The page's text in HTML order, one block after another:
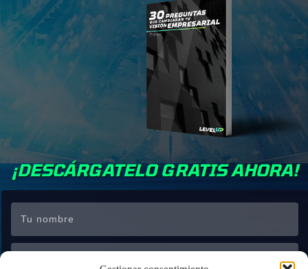
¡DESCÁRGATELO GRATIS AHORA!